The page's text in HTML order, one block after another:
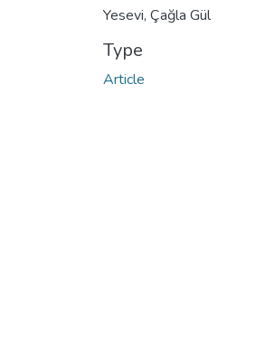
Yesevi, Çağla Gül
Type
Article